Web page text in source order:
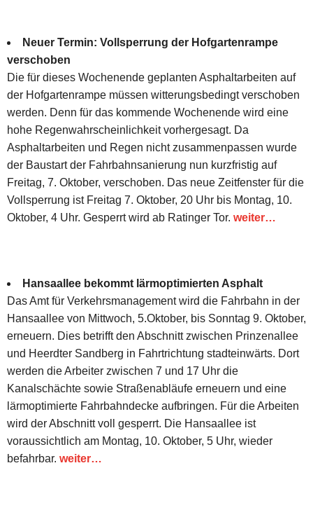
Neuer Termin: Vollsperrung der Hofgartenrampe
verschoben
Die für dieses Wochenende geplanten Asphaltarbeiten auf
der Hofgartenrampe müssen witterungsbedingt verschoben
werden. Denn für das kommende Wochenende wird eine
hohe Regenwahrscheinlichkeit vorhergesagt. Da
Asphaltarbeiten und Regen nicht zusammenpassen wurde
der Baustart der Fahrbahnsanierung nun kurzfristig auf
Freitag, 7. Oktober, verschoben. Das neue Zeitfenster für die
Vollsperrung ist Freitag 7. Oktober, 20 Uhr bis Montag, 10.
Oktober, 4 Uhr. Gesperrt wird ab Ratinger Tor. weiter…
Hansaallee bekommt lärmoptimierten Asphalt
Das Amt für Verkehrsmanagement wird die Fahrbahn in der
Hansaallee von Mittwoch, 5.Oktober, bis Sonntag 9. Oktober,
erneuern. Dies betrifft den Abschnitt zwischen Prinzenallee
und Heerdter Sandberg in Fahrtrichtung stadteinwärts. Dort
werden die Arbeiter zwischen 7 und 17 Uhr die
Kanalschächte sowie Straßenabläufe erneuern und eine
lärmoptimierte Fahrbahndecke aufbringen. Für die Arbeiten
wird der Abschnitt voll gesperrt. Die Hansaallee ist
voraussichtlich am Montag, 10. Oktober, 5 Uhr, wieder
befahrbar. weiter…